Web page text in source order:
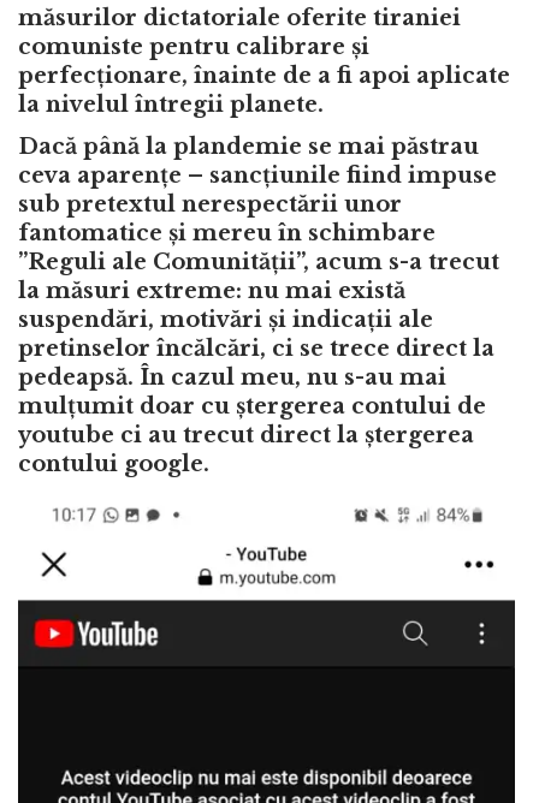
măsurilor dictatoriale oferite tiraniei
comuniste pentru calibrare și
perfecționare, înainte de a fi apoi aplicate
la nivelul întregii planete.
Dacă până la plandemie se mai păstrau
ceva aparențe – sancțiunile fiind impuse
sub pretextul nerespectării unor
fantomatice și mereu în schimbare
”Reguli ale Comunității”, acum s-a trecut
la măsuri extreme: nu mai există
suspendări, motivări și indicații ale
pretinselor încălcări, ci se trece direct la
pedeapsă. În cazul meu, nu s-au mai
mulțumit doar cu ștergerea contului de
youtube ci au trecut direct la ștergerea
contului google.